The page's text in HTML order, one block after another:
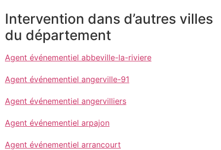
Intervention dans d’autres villes
du département
Agent événementiel abbeville-la-riviere
Agent événementiel angerville-91
Agent événementiel angervilliers
Agent événementiel arpajon
Agent événementiel arrancourt